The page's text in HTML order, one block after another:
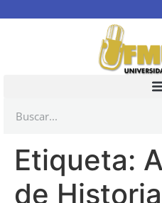
Etiqueta:
de